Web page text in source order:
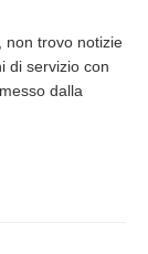
non trovo notizie
di servizio con
dalla